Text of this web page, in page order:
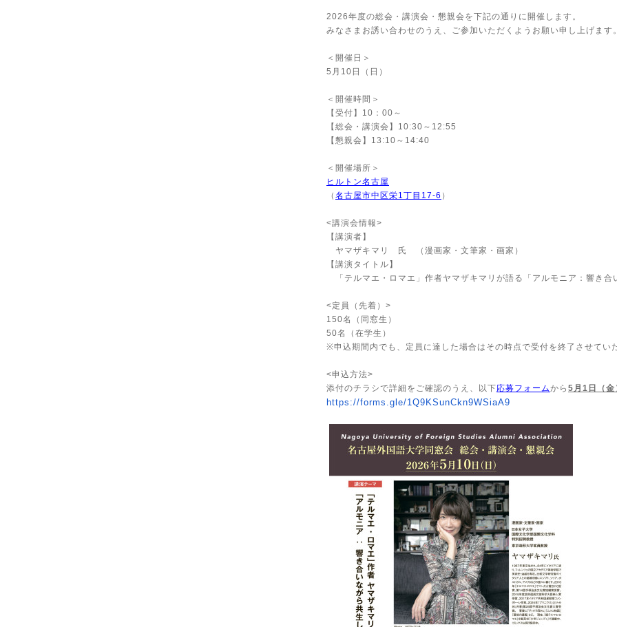
2026年度の総会・講演会・懇親会を下記の通りに開催します。
みなさまお誘い合わせのうえ、ご参加いただくようお願い申し上げます
＜開催日＞
5月10日（日）
＜開催時間＞
【受付】10：00～
【総会・講演会】 10:30 ～ 12:55
【懇親会】 13:10 ～ 14:40
＜開催場所＞
ヒルトン名古屋
（ 名古屋市中区栄1丁目17-6 ）
<講演会情報>
【講演者】
ヤマザキマリ 氏 （漫画家・文筆家・画家）
【講演タイトル】
「テルマエ・ロマエ」作者ヤマザキマリが語る「アルモニア：響き合
<定員（先着） >
150名（同窓生）
50名（在学生）
※申込期間内でも、定員に達した場合はその時点で受付を終了させてい
<申込方法>
添付のチラシで詳細をご確認のうえ、以下応募フォームから 5 月 1 日（金
https://forms.gle/1Q9KSunCkn9WSiaA9